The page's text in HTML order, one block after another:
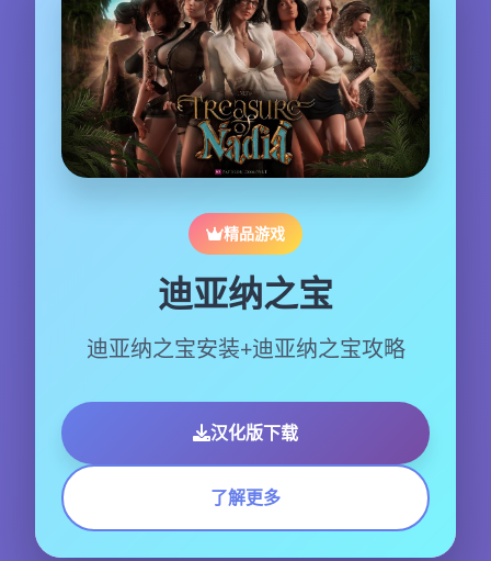
精品游戏
迪亚纳之宝
迪亚纳之宝安装+迪亚纳之宝攻略
汉化版下载
了解更多